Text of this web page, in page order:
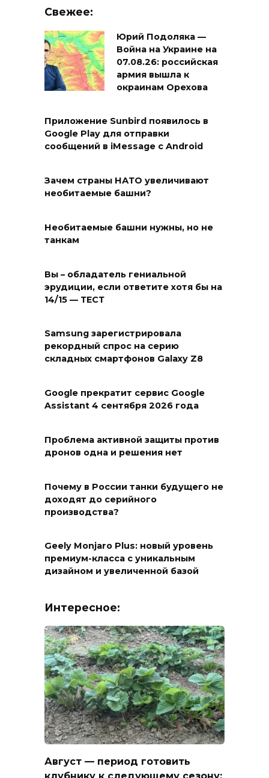
Свежее:
Юрий Подоляка —
Война на Украине на
07.08.26: российская
армия вышла к
окраинам Орехова
Приложение Sunbird появилось в
Google Play для отправки
сообщений в iMessage с Android
Зачем страны НАТО увеличивают
необитаемые башни?
Необитаемые башни нужны, но не
танкам
Вы – обладатель гениальной
эрудиции, если ответите хотя бы на
14/15 — ТЕСТ
Samsung зарегистрировала
рекордный спрос на серию
складных смартфонов Galaxy Z8
Google прекратит сервис Google
Assistant 4 сентября 2026 года
Проблема активной защиты против
дронов одна и решения нет
Почему в России танки будущего не
доходят до серийного
производства?
Geely Monjaro Plus: новый уровень
премиум-класса с уникальным
дизайном и увеличенной базой
Интересное:
Август — период готовить
клубнику к следующему сезону: